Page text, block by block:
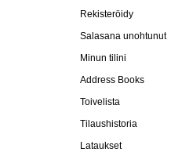
Rekisteröidy
Salasana unohtunut
Minun tilini
Address Books
Toivelista
Tilaushistoria
Lataukset